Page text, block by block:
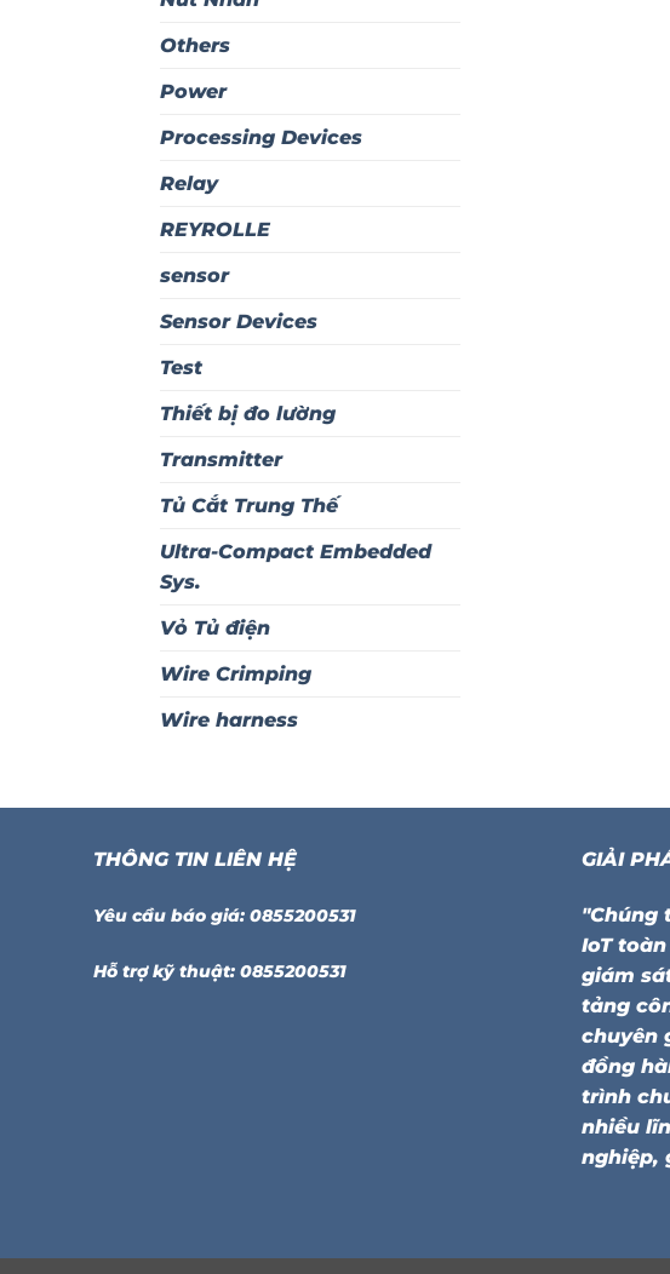
Others
Power
Processing Devices
Relay
REYROLLE
sensor
Sensor Devices
Test
Thiết bị đo lường
Transmitter
Tủ Cắt Trung Thế
Ultra-Compact Embedded
Sys.
Vỏ Tủ điện
Wire Crimping
Wire harness
THÔNG TIN LIÊN HỆ
Yêu cầu báo giá: 0855200531
Hỗ trợ kỹ thuật: 0855200531
GIẢI
"Chúng
IoT
giám
tảng
chuyên
đồng
trình
nhiều
nghiệp,